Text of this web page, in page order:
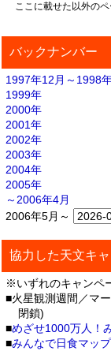
ここに載せた以外のペ
バックナンバー
1997年12月～1998
1999年
2000年
2001年
2002年
2003年
2004年
2005年
～2006年4月
2006年5月～
協力した天文キ
※いずれのキャンペ
■火星観測週間／マ
閉鎖)
■めざせ1000万人！
■みんなで日食マッ